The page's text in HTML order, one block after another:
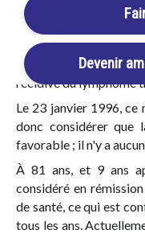
Devenir
Le 28 juin 1994, le
Hospitalier
rendu : "M. Henri
état est excellent...
récidive du lymphome
Le 23 janvier 1996,
donc considérer
favorable ; il n'y a
À 81 ans, et 9 ans
considéré en
de santé, ce qui est
tous les ans.